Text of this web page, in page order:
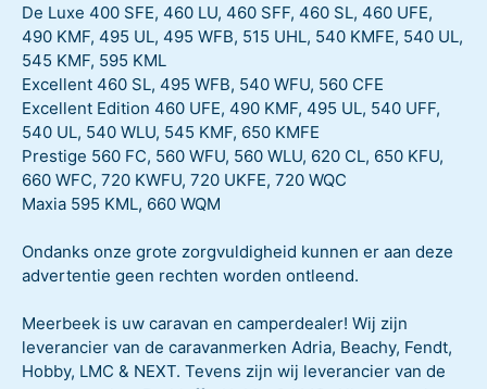
De Luxe 400 SFE, 460 LU, 460 SFF, 460 SL, 460 UFE,
490 KMF, 495 UL, 495 WFB, 515 UHL, 540 KMFE, 540 UL,
545 KMF, 595 KML
Excellent 460 SL, 495 WFB, 540 WFU, 560 CFE
Excellent Edition 460 UFE, 490 KMF, 495 UL, 540 UFF,
540 UL, 540 WLU, 545 KMF, 650 KMFE
Prestige 560 FC, 560 WFU, 560 WLU, 620 CL, 650 KFU,
660 WFC, 720 KWFU, 720 UKFE, 720 WQC
Maxia 595 KML, 660 WQM
Ondanks onze grote zorgvuldigheid kunnen er aan deze
advertentie geen rechten worden ontleend.
Meerbeek is uw caravan en camperdealer! Wij zijn
leverancier van de caravanmerken Adria, Beachy, Fendt,
Hobby, LMC & NEXT. Tevens zijn wij leverancier van de